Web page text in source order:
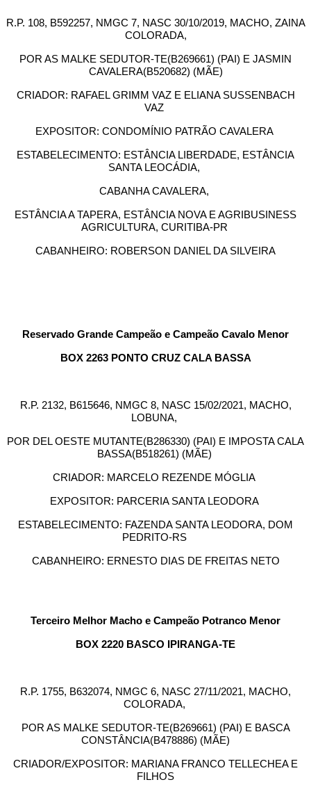
R.P. 108, B592257, NMGC 7, NASC 30/10/2019, MACHO, ZAINA
COLORADA,
POR AS MALKE SEDUTOR-TE(B269661) (PAI) E JASMIN
CAVALERA(B520682) (MÃE)
CRIADOR: RAFAEL GRIMM VAZ E ELIANA SUSSENBACH
VAZ
EXPOSITOR: CONDOMÍNIO PATRÃO CAVALERA
ESTABELECIMENTO: ESTÂNCIA LIBERDADE, ESTÂNCIA
SANTA LEOCÁDIA,
CABANHA CAVALERA,
ESTÂNCIA A TAPERA, ESTÂNCIA NOVA E AGRIBUSINESS
AGRICULTURA, CURITIBA-PR
CABANHEIRO: ROBERSON DANIEL DA SILVEIRA
Reservado Grande Campeão e Campeão Cavalo Menor
BOX 2263 PONTO CRUZ CALA BASSA
R.P. 2132, B615646, NMGC 8, NASC 15/02/2021, MACHO,
LOBUNA,
POR DEL OESTE MUTANTE(B286330) (PAI) E IMPOSTA CALA
BASSA(B518261) (MÃE)
CRIADOR: MARCELO REZENDE MÓGLIA
EXPOSITOR: PARCERIA SANTA LEODORA
ESTABELECIMENTO: FAZENDA SANTA LEODORA, DOM
PEDRITO-RS
CABANHEIRO: ERNESTO DIAS DE FREITAS NETO
Terceiro Melhor Macho e Campeão Potranco Menor
BOX 2220 BASCO IPIRANGA-TE
R.P. 1755, B632074, NMGC 6, NASC 27/11/2021, MACHO,
COLORADA,
POR AS MALKE SEDUTOR-TE(B269661) (PAI) E BASCA
CONSTÂNCIA(B478886) (MÃE)
CRIADOR/EXPOSITOR: MARIANA FRANCO TELLECHEA E
FILHOS